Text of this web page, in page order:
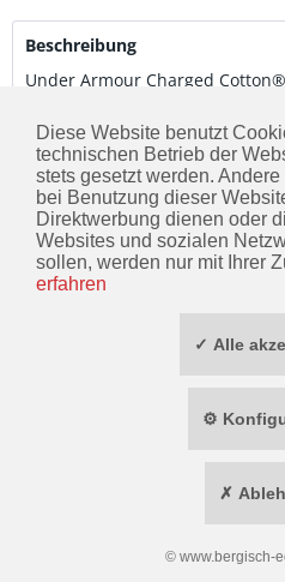
Beschreibung
Under Armour Charged
Kunden kauften auch
KONTAKT
INFORMATIONEN
ZAHLUNG / VERSAND
* ALLE PREISE INKL. GESETZL.
WIDERRUF
Diese Website benutzt
technischen Betrieb der
stets gesetzt werden.
bei Benutzung dieser
Direktwerbung dienen oder
Websites und sozialen
sollen, werden nur mit Ihrer
erfahren
✓ Alle
⚙
✗
© www.bergisch-